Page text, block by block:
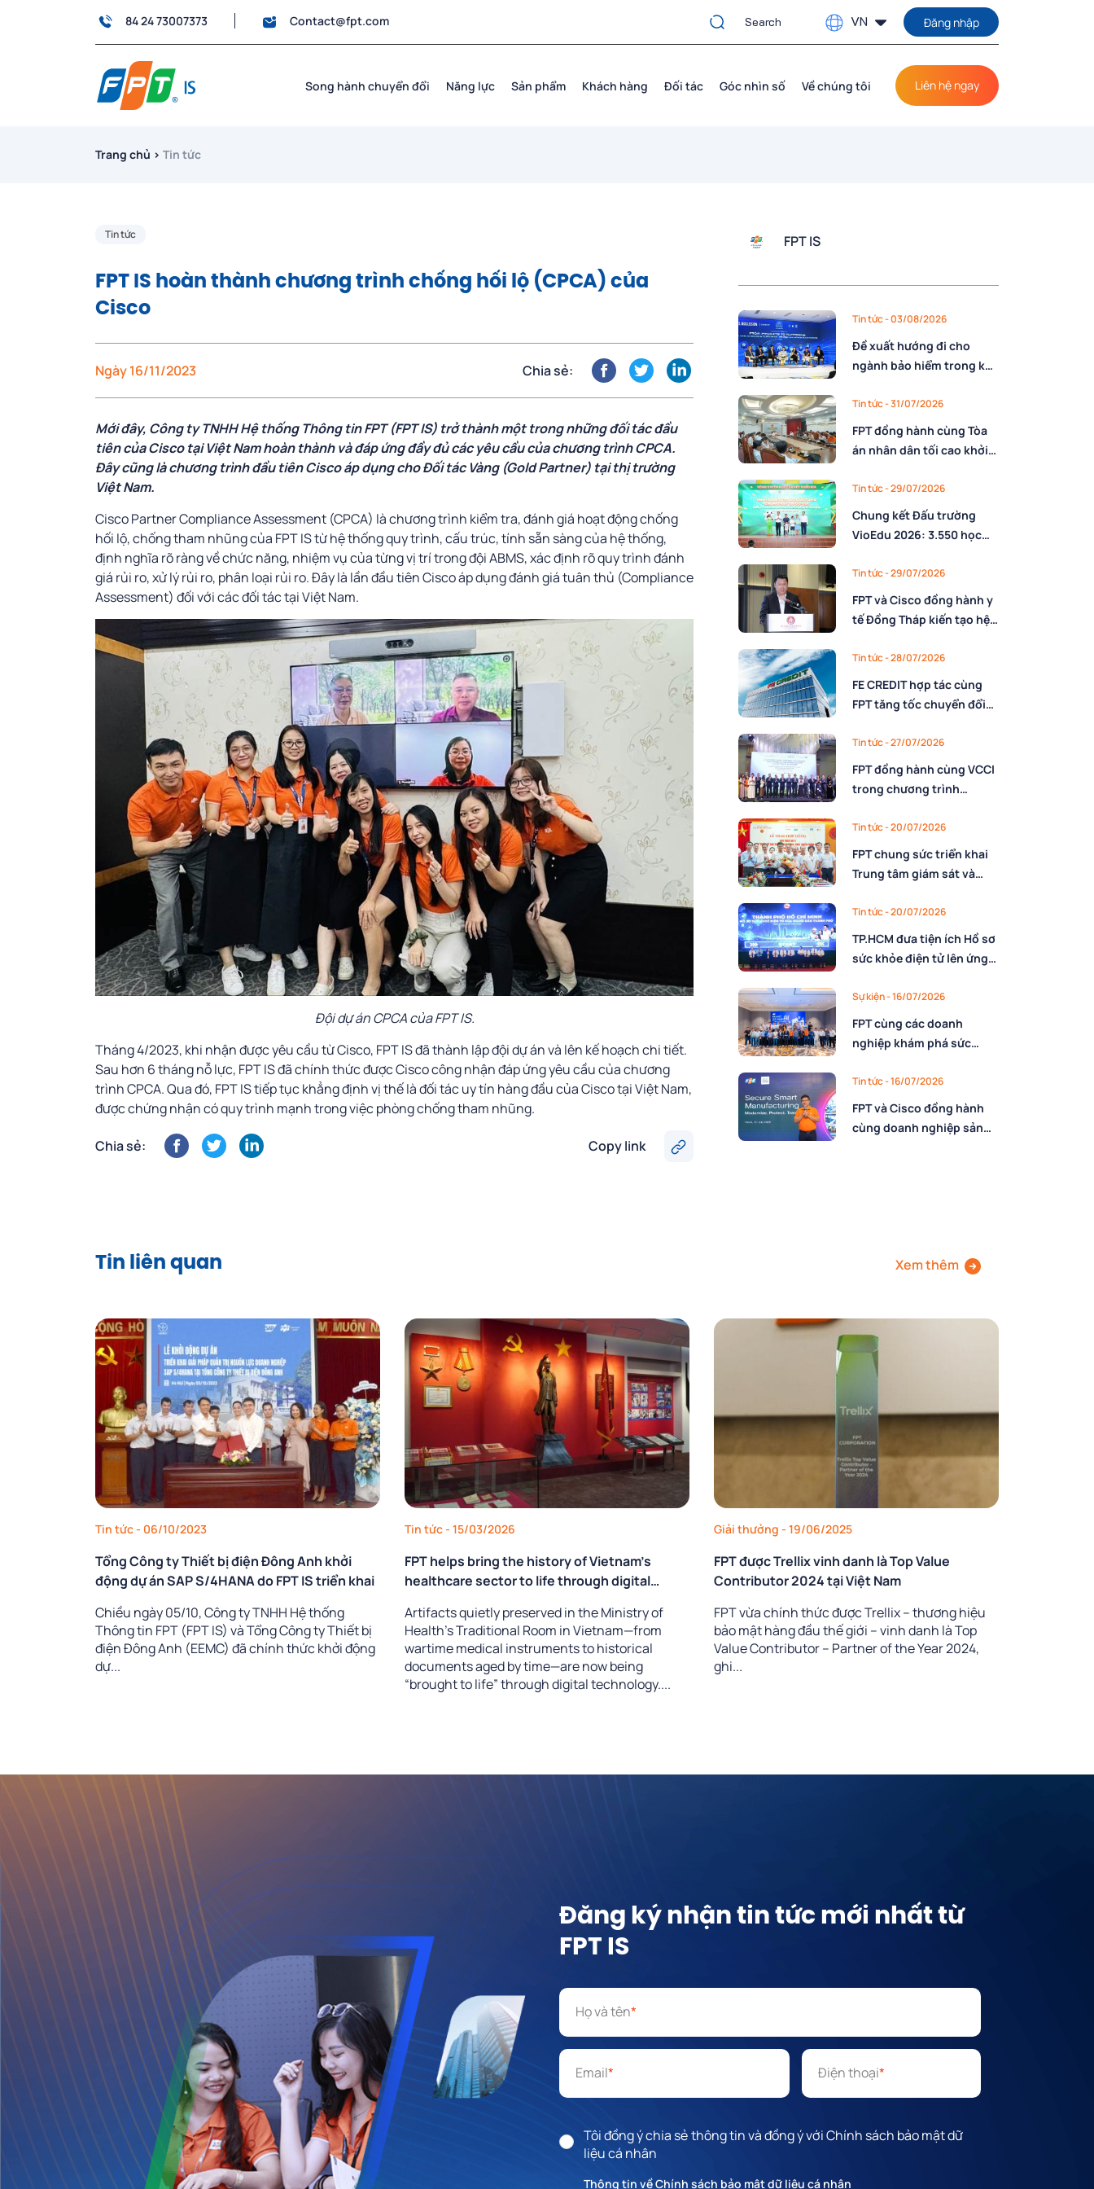
84 24 73007373 Contact@fpt.com VN Đăng nhập
Song hành chuyển đổi Năng lực Sản phẩm Khách hàng Đối tác Góc nhìn số Về chúng tôi Liên hệ ngay
Trang chủ › Tin tức
Tin tức
FPT IS hoàn thành chương trình chống hối lộ (CPCA) của
Cisco
Ngày 16/11/2023 Chia sẻ:
Mới đây, Công ty TNHH Hệ thống Thông tin FPT (FPT IS) trở thành một trong những đối tác đầu
tiên của Cisco tại Việt Nam hoàn thành và đáp ứng đầy đủ các yêu cầu của chương trình CPCA.
Đây cũng là chương trình đầu tiên Cisco áp dụng cho Đối tác Vàng (Gold Partner) tại thị trường
Việt Nam.
Cisco Partner Compliance Assessment (CPCA) là chương trình kiểm tra, đánh giá hoạt động chống
hối lộ, chống tham nhũng của FPT IS từ hệ thống quy trình, cấu trúc, tính sẵn sàng của hệ thống,
định nghĩa rõ ràng về chức năng, nhiệm vụ của từng vị trí trong đội ABMS, xác định rõ quy trình đánh
giá rủi ro, xử lý rủi ro, phân loại rủi ro. Đây là lần đầu tiên Cisco áp dụng đánh giá tuân thủ (Compliance
Assessment) đối với các đối tác tại Việt Nam.
Đội dự án CPCA của FPT IS.
Tháng 4/2023, khi nhận được yêu cầu từ Cisco, FPT IS đã thành lập đội dự án và lên kế hoạch chi tiết.
Sau hơn 6 tháng nỗ lực, FPT IS đã chính thức được Cisco công nhận đáp ứng yêu cầu của chương
trình CPCA. Qua đó, FPT IS tiếp tục khẳng định vị thế là đối tác uy tín hàng đầu của Cisco tại Việt Nam,
được chứng nhận có quy trình mạnh trong việc phòng chống tham nhũng.
Chia sẻ: Copy link
FPT IS
Tin tức- 03/08/2026
Đề xuất hướng đi cho
ngành bảo hiểm trong kỷ
nghệ và xây dựng lực
lượng lao động AI
Tin tức- 31/07/2026
FPT đồng hành cùng Tòa
án nhân dân tối cao khởi
số quản trị, phân giao
nhiệm vụ và đánh giá cán
bộ
Tin tức- 29/07/2026
Chung kết Đấu trường
VioEdu 2026: 3.550 học
Tin tức- 29/07/2026
FPT và Cisco đồng hành y
tế Đồng Tháp kiến tạo hệ
nền tảng AI
Tin tức- 28/07/2026
FE CREDIT hợp tác cùng
FPT tăng tốc chuyển đổi
nhân lực
Tin tức- 27/07/2026
FPT đồng hành cùng VCCI
trong chương trình
nguyên mới
Tin tức- 20/07/2026
FPT chung sức triển khai
Trung tâm giám sát và
cho Cục Dự trữ Nhà nước,
Bộ Tài chính
Tin tức- 20/07/2026
TP.HCM đưa tiện ích Hồ sơ
sức khỏe điện tử lên ứng
đồng hành triển khai của
FPT
Sự kiện- 16/07/2026
FPT cùng các doanh
nghiệp khám phá sức
lực vận hành
Tin tức- 16/07/2026
FPT và Cisco đồng hành
cùng doanh nghiệp sản
Tin liên quan Xem thêm
Tin tức- 06/10/2023
Tổng Công ty Thiết bị điện Đông Anh khởi
động dự án SAP S/4HANA do FPT IS triển khai
Chiều ngày 05/10, Công ty TNHH Hệ thống
Thông tin FPT (FPT IS) và Tổng Công ty Thiết bị
điện Đông Anh (EEMC) đã chính thức khởi động
dự...
Tin tức- 15/03/2026
FPT helps bring the history of Vietnam’s
healthcare sector to life through digital
Artifacts quietly preserved in the Ministry of
Health’s Traditional Room in Vietnam—from
wartime medical instruments to historical
documents aged by time—are now being
“brought to life” through digital technology....
Giải thưởng - 19/06/2025
FPT được Trellix vinh danh là Top Value
Contributor 2024 tại Việt Nam
FPT vừa chính thức được Trellix – thương hiệu
bảo mật hàng đầu thế giới – vinh danh là Top
Value Contributor – Partner of the Year 2024,
ghi...
Đăng ký nhận tin tức mới nhất từ
FPT IS
Họ và tên*
Email* Điện thoại*
Tôi đồng ý chia sẻ thông tin và đồng ý với Chính sách bảo mật dữ
liệu cá nhân
Thông tin về Chính sách bảo mật dữ liệu cá nhân